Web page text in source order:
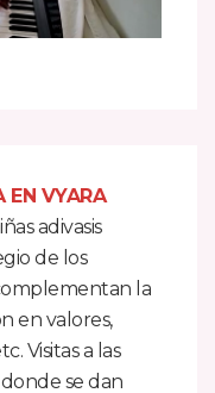
EN VYARA
adivasis
de los
la
en valores,
Visitas a las
se dan